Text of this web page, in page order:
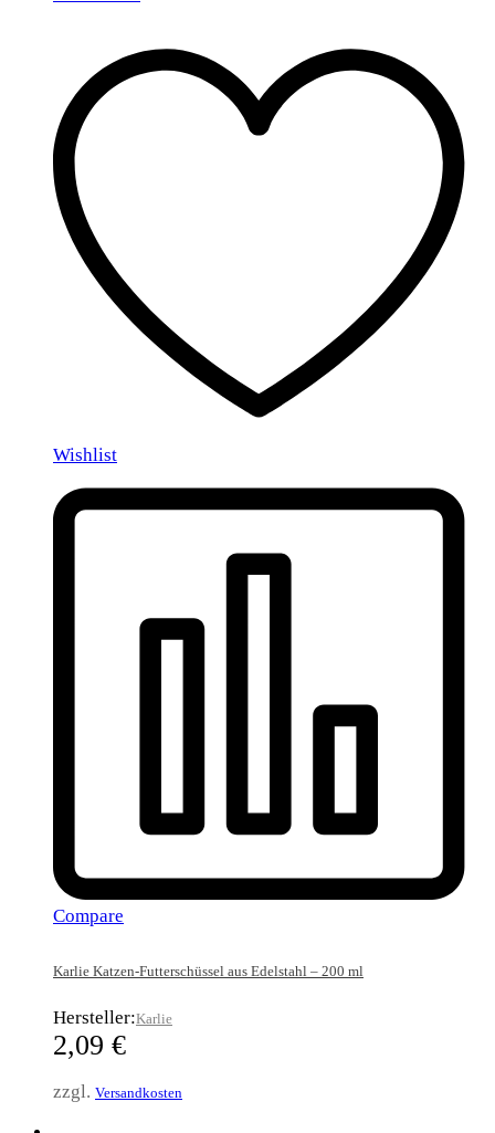
Wishlist
Compare
Karlie Katzen-Futterschüssel aus Edelstahl – 200 ml
Hersteller:Karlie
2,09 €
zzgl. Versandkosten